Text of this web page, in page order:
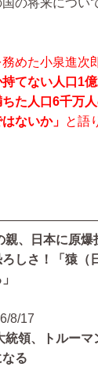
の将来につい
めた小泉進次
持てない人口1
た人口6千万
ないか」 と語
親、日本に原
しさ！「猿（
8/17
統領、トルーマ
る